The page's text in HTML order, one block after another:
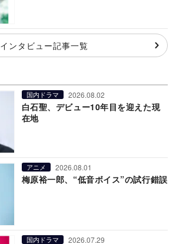
インタビュー記事一覧
国内ドラマ 2026.08.02
白石聖、デビュー10年目を迎えた現
在地
アニメ 2026.08.01
梅原裕一郎、“低音ボイス”の試行錯誤
国内ドラマ 2026.07.29